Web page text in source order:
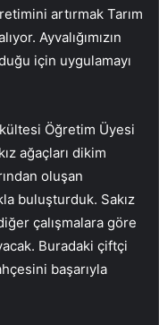
artırmak Tarım
Ayvalığımızın
için uygulamayı
Öğretim Üyesi
ağaçları dikim
oluşan
buluşturduk. Sakız
çalışmalara göre
Buradaki çiftçi
başarıyla